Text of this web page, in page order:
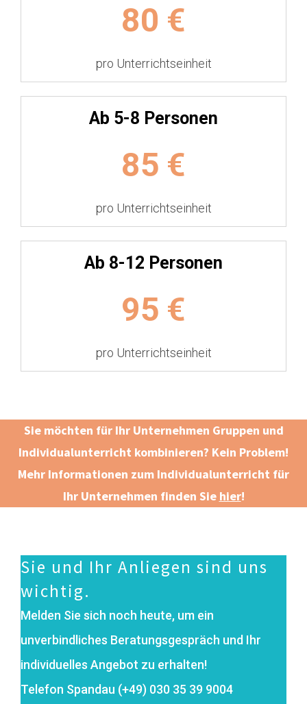
€
80
pro Unterrichtseinheit
Ab 5-8 Personen
€
85
pro Unterrichtseinheit
Ab 8-12 Personen
€
95
pro Unterrichtseinheit
Sie möchten für Ihr Unternehmen Gruppen und
Individualunterricht kombinieren? Kein Problem!
Mehr Informationen zum Individualunterricht für
Ihr Unternehmen finden Sie hier!
Sie und Ihr Anliegen sind uns
wichtig.
Melden Sie sich noch heute, um ein
unverbindliches Beratungsgespräch und Ihr
individuelles Angebot zu erhalten!
Telefon Spandau (+49) 030 35 39 9004